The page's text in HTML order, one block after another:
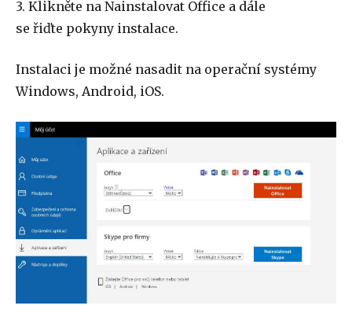
3. Klikněte na Nainstalovat Office a dále
se řiďte pokyny instalace.
Instalaci je možné nasadit na operační systémy
Windows, Android, iOS.